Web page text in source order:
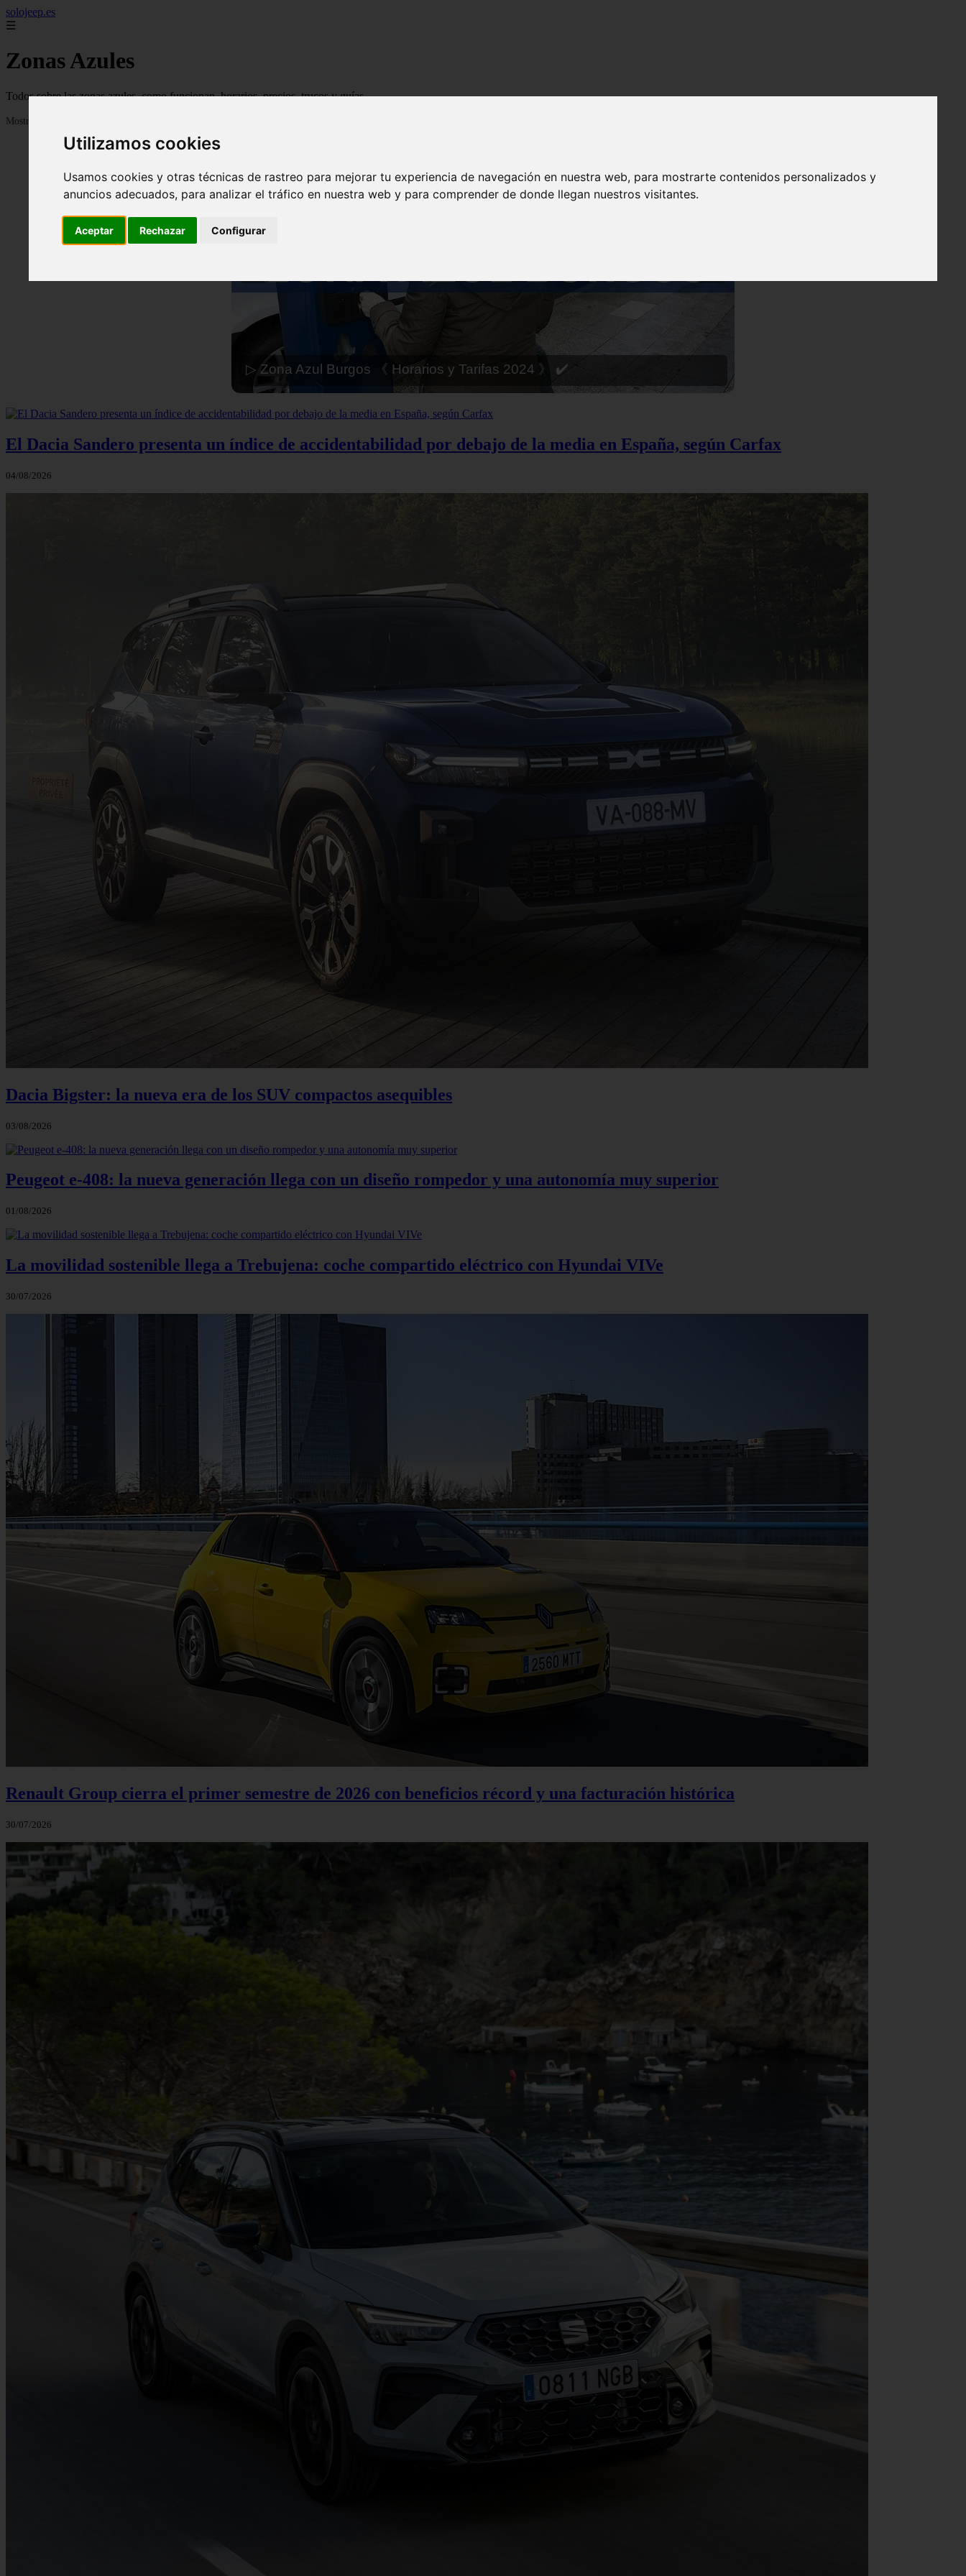
Utilizamos cookies
Usamos cookies y otras técnicas de rastreo para mejorar tu experiencia de navegación en nuestra web, para mostrarte contenidos personalizados y
anuncios adecuados, para analizar el tráfico en nuestra web y para comprender de donde llegan nuestros visitantes.
Aceptar Rechazar Configurar
solojeep.es
☰
Zonas Azules
Todos sobre las zonas azules, como funcionan, horarios, precios, trucos y guías
Mostrando 1 - 24 de 3332 artículos
▷ Zona Azul Córdoba 《 Horarios y Tarifas 2024 》 ✔️
El Dacia Sandero presenta un índice de accidentabilidad por debajo de la media en España, según Carfax
04/08/2026
Dacia Bigster: la nueva era de los SUV compactos asequibles
03/08/2026
Peugeot e-408: la nueva generación llega con un diseño rompedor y una autonomía muy superior
01/08/2026
La movilidad sostenible llega a Trebujena: coche compartido eléctrico con Hyundai VIVe
30/07/2026
Renault Group cierra el primer semestre de 2026 con beneficios récord y una facturación histórica
30/07/2026